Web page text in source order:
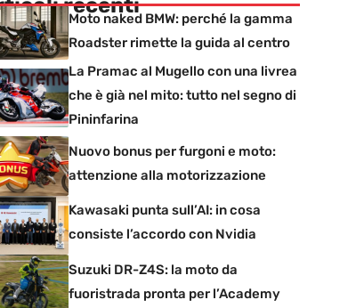
recenti
Moto naked BMW: perché la gamma
Roadster rimette la guida al centro
La Pramac al Mugello con una livrea
che è già nel mito: tutto nel segno di
Pininfarina
Nuovo bonus per furgoni e moto:
attenzione alla motorizzazione
Kawasaki punta sull’AI: in cosa
consiste l’accordo con Nvidia
Suzuki DR-Z4S: la moto da
fuoristrada pronta per l’Academy